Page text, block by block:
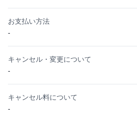
お支払い方法
-
キャンセル・変更について
-
キャンセル料について
-